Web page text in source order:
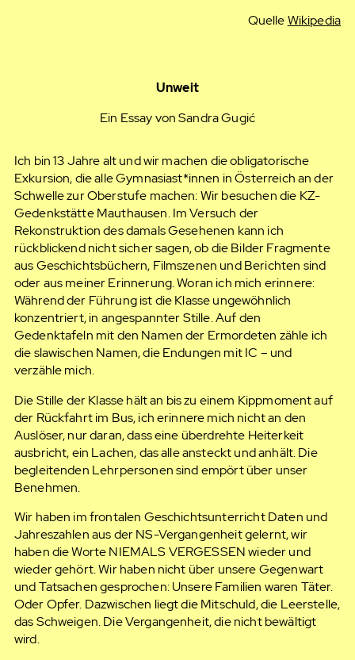
QuelleWikipedia
Unweit
Ein Essay von Sandra Gugić
Ich bin 13 Jahre alt und wir machen die obligatorische
Exkursion, die alle Gymnasiast*innen in Österreich an der
Schwelle zur Oberstufe machen: Wir besuchen die KZ-
Gedenkstätte Mauthausen. Im Versuch der
Rekonstruktion des damals Gesehenen kann ich
rückblickend nicht sicher sagen, ob die Bilder Fragmente
aus Geschichtsbüchern, Filmszenen und Berichten sind
oder aus meiner Erinnerung. Woran ich mich erinnere:
Während der Führung ist die Klasse ungewöhnlich
konzentriert, in angespannter Stille. Auf den
Gedenktafeln mit den Namen der Ermordeten zähle ich
die slawischen Namen, die Endungen mit IC – und
verzähle mich.
Die Stille der Klasse hält an bis zu einem Kippmoment auf
der Rückfahrt im Bus, ich erinnere mich nicht an den
Auslöser, nur daran, dass eine überdrehte Heiterkeit
ausbricht, ein Lachen, das alle ansteckt und anhält. Die
begleitenden Lehrpersonen sind empört über unser
Benehmen.
Wir haben im frontalen Geschichtsunterricht Daten und
Jahreszahlen aus der NS-Vergangenheit gelernt, wir
haben die Worte NIEMALS VERGESSEN wieder und
wieder gehört. Wir haben nicht über unsere Gegenwart
und Tatsachen gesprochen: Unsere Familien waren Täter.
Oder Opfer. Dazwischen liegt die Mitschuld, die Leerstelle,
das Schweigen. Die Vergangenheit, die nicht bewältigt
wird.